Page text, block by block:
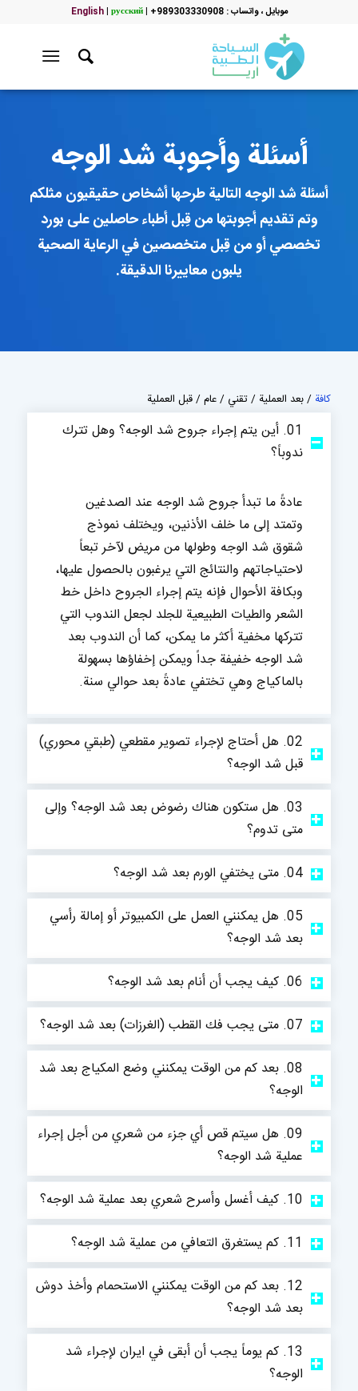
موبایل ، واتساب : 989303330908+ |
English| русский
أسئلة وأجوبة شد الوجه
أسئلة شد الوجه التالية طرحها أشخاص حقيقيون مثلكم
وتم تقديم أجوبتها من قِبل أطباء حاصلين على بورد
تخصصي أو من قِبل متخصصين في الرعاية الصحية
يلبون معاييرنا الدقيقة.
كافة / بعد العملية / تقني / عام / قبل العملية
01. أين يتم إجراء جروح شد الوجه؟ وهل تترك
ندوباً؟
عادةً ما تبدأ جروح شد الوجه عند الصدغين
وتمتد إلى ما خلف الأذنين، ويختلف نموذج
شقوق شد الوجه وطولها من مريض لآخر تبعاً
لاحتياجاتهم والنتائج التي يرغبون بالحصول عليها،
وبكافة الأحوال فإنه يتم إجراء الجروح داخل خط
الشعر والطيات الطبيعية للجلد لجعل الندوب التي
تتركها مخفية أكثر ما يمكن، كما أن الندوب بعد
شد الوجه خفيفة جداً ويمكن إخفاؤها بسهولة
بالماكياج وهي تختفي عادةً بعد حوالي سنة.
02. هل أحتاج لإجراء تصوير مقطعي (طبقي محوري)
قبل شد الوجه؟
03. هل ستكون هناك رضوض بعد شد الوجه؟ وإلى
متى تدوم؟
04. متى يختفي الورم بعد شد الوجه؟
05. هل يمكنني العمل على الكمبيوتر أو إمالة رأسي
بعد شد الوجه؟
06. كيف يجب أن أنام بعد شد الوجه؟
07. متى يجب فك القطب (الغرزات) بعد شد الوجه؟
08. بعد كم من الوقت يمكنني وضع المكياج بعد شد
الوجه؟
09. هل سيتم قص أي جزء من شعري من أجل إجراء
عملية شد الوجه؟
10. كيف أغسل وأسرح شعري بعد عملية شد الوجه؟
11. كم يستغرق التعافي من عملية شد الوجه؟
12. بعد كم من الوقت يمكنني الاستحمام وأخذ دوش
بعد شد الوجه؟
13. كم يوماً يجب أن أبقى في ايران لإجراء شد
الوجه؟